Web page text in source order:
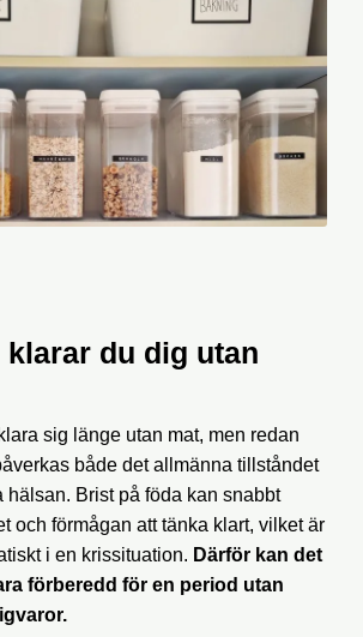
klarar du dig utan
sig länge utan mat, men redan
både det allmänna tillståndet
hälsan. Brist på föda kan snabbt
och förmågan att tänka klart, vilket är
i en krissituation. Därför kan det
förberedd för en period utan